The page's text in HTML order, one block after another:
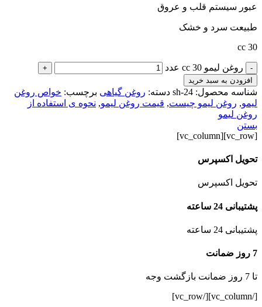
عبور سیستم قلب و عروق
طبیعت سرد و خشک
30 cc
- روغن لیمو 30 cc عدد
+
افزودن به سبد خرید
شناسه محصول: sh-24 دسته: روغن گیاهی برچسب: خواص روغن
لیمو, روغن لیمو چیست, قیمت روغن لیمو, نحوه ی استفاده از
روغن لیمو
بستن
[vc_row][vc_column]
تحویل اکسپرس
تحویل اکسپرس
پشتیبانی 24 ساعته
پشتیبانی 24 ساعته
7 روز ضمانت
تا 7 روز ضمانت بازگشت وجه
[/vc_column][/vc_row]